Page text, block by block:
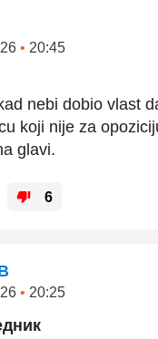
• 20:45
nebi dobio vlast
koji nije za
glavi.
6
• 20:25